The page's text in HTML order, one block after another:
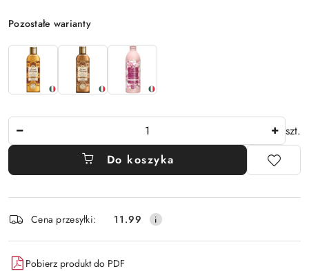
Wariant
Pozostałe warianty
szt.
Do koszyka
i
dostawa
Cena przesyłki: 11.99
Pobierz produkt do PDF